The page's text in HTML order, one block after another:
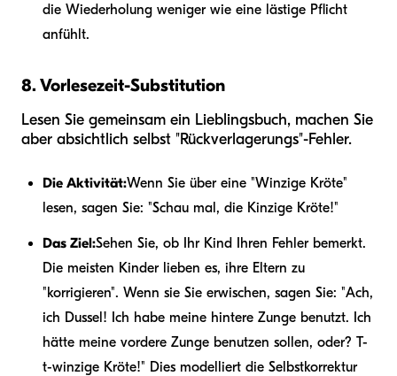
die Wiederholung weniger wie eine lästige Pflicht
anfühlt.
8. Vorlesezeit-Substitution
Lesen Sie gemeinsam ein Lieblingsbuch, machen Sie
aber absichtlich selbst "Rückverlagerungs"-Fehler.
Die Aktivität:Wenn Sie über eine "Winzige Kröte"
lesen, sagen Sie: "Schau mal, die Kinzige Kröte!"
Das Ziel:Sehen Sie, ob Ihr Kind Ihren Fehler bemerkt.
Die meisten Kinder lieben es, ihre Eltern zu
"korrigieren". Wenn sie Sie erwischen, sagen Sie: "Ach,
ich Dussel! Ich habe meine hintere Zunge benutzt. Ich
hätte meine vordere Zunge benutzen sollen, oder? T-
t-winzige Kröte!" Dies modelliert die Selbstkorrektur